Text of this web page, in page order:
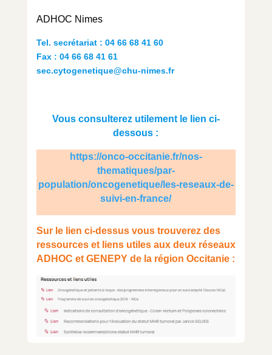
ADHOC Nimes
Tel. secrétariat : 04 66 68 41 60
Fax : 04 66 68 41 61
sec.cytogenetique@chu-nimes.fr
Vous consulterez utilement le lien ci-
dessous :
https://onco-occitanie.fr/nos-
thematiques/par-
population/oncogenetique/les-reseaux-de-
suivi-en-france/
Sur le lien ci-dessus vous trouverez des
ressources et liens utiles aux deux réseaux
ADHOC et GENEPY de la région Occitanie :